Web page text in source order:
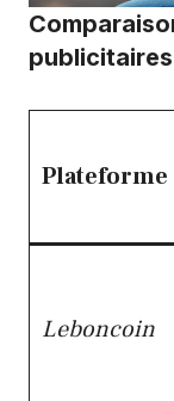
Plateforme
Leboncoin